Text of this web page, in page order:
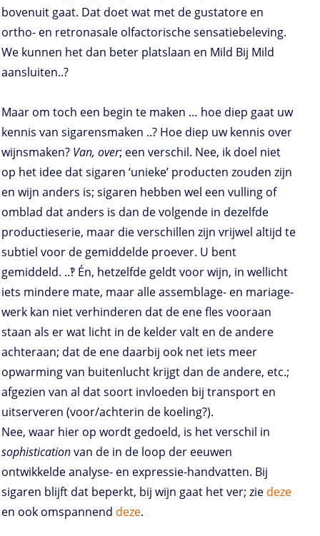
bovenuit gaat. Dat doet wat met de gustatore en
ortho- en retronasale olfactorische sensatiebeleving.
We kunnen het dan beter platslaan en Mild Bij Mild
aansluiten..?
Maar om toch een begin te maken … hoe diep gaat uw
kennis van sigarensmaken ..? Hoe diep uw kennis over
wijnsmaken? Van, over; een verschil. Nee, ik doel niet
op het idee dat sigaren ‘unieke’ producten zouden zijn
en wijn anders is; sigaren hebben wel een vulling of
omblad dat anders is dan de volgende in dezelfde
productieserie, maar die verschillen zijn vrijwel altijd te
subtiel voor de gemiddelde proever. U bent
gemiddeld. ..‽ Én, hetzelfde geldt voor wijn, in wellicht
iets mindere mate, maar alle assemblage- en mariage-
werk kan niet verhinderen dat de ene fles vooraan
staan als er wat licht in de kelder valt en de andere
achteraan; dat de ene daarbij ook net iets meer
opwarming van buitenlucht krijgt dan de andere, etc.;
afgezien van al dat soort invloeden bij transport en
uitserveren (voor/achterin de koeling?).
Nee, waar hier op wordt gedoeld, is het verschil in
sophisticationvan de in de loop der eeuwen
ontwikkelde analyse- en expressie-handvatten. Bij
sigaren blijft dat beperkt, bij wijn gaat het ver; zie deze
en ook omspannend deze.